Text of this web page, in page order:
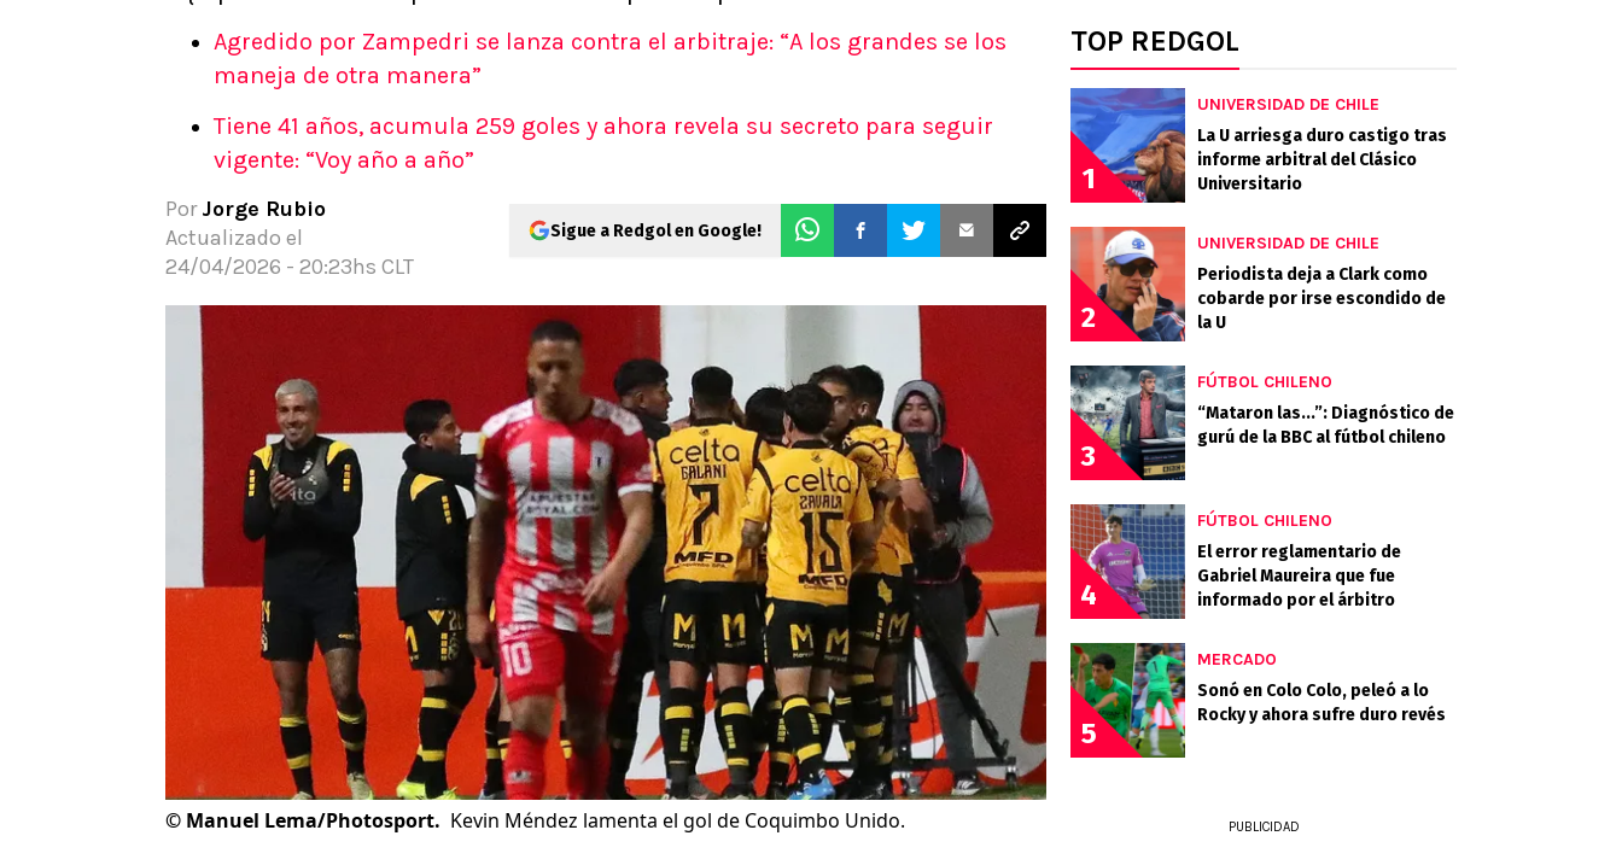
Apuestas Mundial 2026
Agredido por Zampedri se lanza contra el arbitraje: “A los grandes se los
maneja de otra manera”
Tiene 41 años, acumula 259 goles y ahora revela su secreto para seguir
vigente: “Voy año a año”
Por Jorge Rubio
Actualizado el
24/04/2026 - 20:23hs CLT
Sigue a Redgol en Google!
© Manuel Lema/Photosport. Kevin Méndez lamenta el gol de Coquimbo Unido.
TOP REDGOL
1
UNIVERSIDAD DE CHILE
La U arriesga duro castigo tras
informe arbitral del Clásico
Universitario
2
UNIVERSIDAD DE CHILE
Periodista deja a Clark como
cobarde por irse escondido de
la U
3
FÚTBOL CHILENO
“Mataron las...”: Diagnóstico de
gurú de la BBC al fútbol chileno
4
FÚTBOL CHILENO
El error reglamentario de
Gabriel Maureira que fue
informado por el árbitro
5
MERCADO
Sonó en Colo Colo, peleó a lo
Rocky y ahora sufre duro revés
PUBLICIDAD